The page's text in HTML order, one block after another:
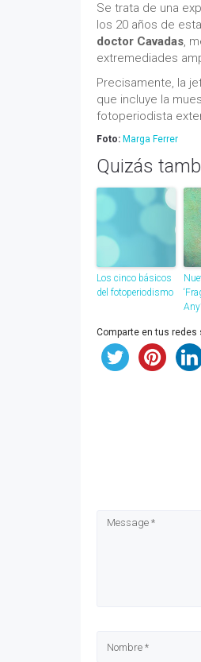
Se trata de una
los 20 años de
doctor Cavadas,
extremediades
Precisamente, la
que incluye la
fotoperiodista
Foto: Marga Ferrer
Quizás
Los cinco básicos
del fotoperiodismo
Any’
Comparte en tus redes